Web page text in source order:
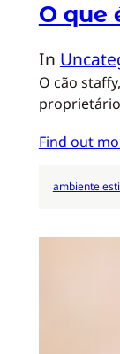
O que
In
O cão
Find out
ambiente